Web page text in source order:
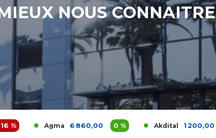
NOUS CONNAITRE
6 860,00 0 % Akdital 1 200,00 3,9 %